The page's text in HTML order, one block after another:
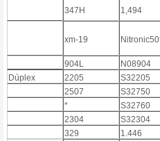
347H 1,494
xm-19 Nitronic50
904L N08904
Dúplex
2205 S32205
2507
S32750
*
S32760
2304
S32304
329
1.446